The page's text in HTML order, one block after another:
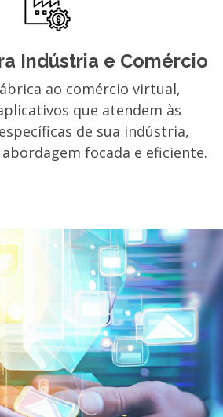
Indústria e Comércio
ao comércio virtual,
que atendem às
de sua indústria,
focada e eficiente.